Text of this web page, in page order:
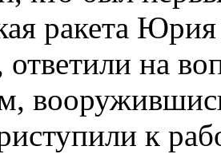
ракета
ответили на
к